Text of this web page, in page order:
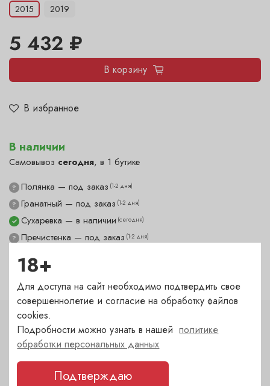
В избранное
2015 2019
5 432 ₽
В корзину
В наличии
Самовывоз сегодня, в 1 бутике
? Гранатный — под заказ (1-2 дня)
? Полянка — под заказ (1-2 дня)
? Пречистенка — под заказ (1-2 дня)
✓ Сухаревка — в наличии (сегодня)
Характеристики
Цвет
18+
Для доступа на сайт необходимо подтвердить свое
совершеннолетие и согласие на обработку файлов
cookies.
Подробности можно узнать в нашейполитике
обработки персональных данных
Подтверждаю